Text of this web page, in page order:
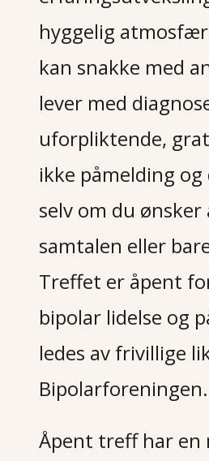
hyggelig
kan snakke med
lever med
uforpliktende,
ikke påmelding
selv om du ønsker
samtalen eller
Treffet er åpent
bipolar lidelse og
ledes av frivillige
Bipolarforeningen.
Åpent treff har en